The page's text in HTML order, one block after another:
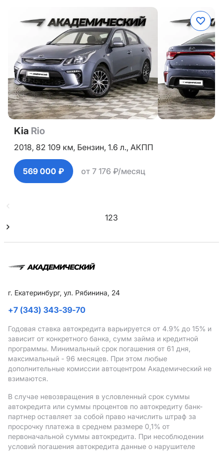
Kia Rio
2018, 82 109 км, Бензин, 1.6 л., АКПП
569 000 ₽ от 7 176 ₽/месяц
123
г. Екатеринбург, ул. Рябинина, 24
+7 (343) 343-39-70
Годовая ставка автокредита варьируется от 4.9% до 15% и
зависит от конкретного банка, сумм займа и кредитной
программы. Минимальный срок погашения от 61 дня,
максимальный - 96 месяцев. При этом любые
дополнительные комиссии автоцентром Академический не
взимаются.
В случае невозвращения в условленный срок суммы
автокредита или суммы процентов по автокредиту банк-
партнер оставляет за собой право начислить штраф за
просрочку платежа в среднем размере 0,1% от
первоначальной суммы автокредита. При несоблюдении
условий погашения автокредита данные о нарушителе